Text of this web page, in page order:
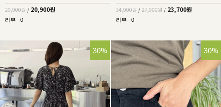
29,900원 / 20,900원
리뷰 : 0
34,900원 / 27,900원 / 23,700원
리뷰 : 0
30% 30%